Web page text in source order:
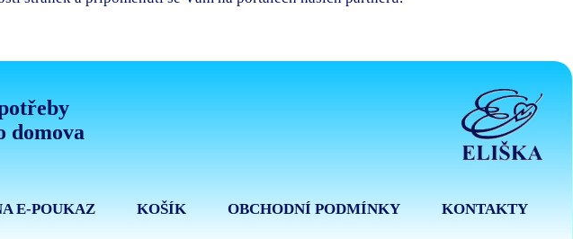
domova
KONTAKTY
OBCHODNÍ PODMÍNKY
KOŠÍK
E-POUKAZ